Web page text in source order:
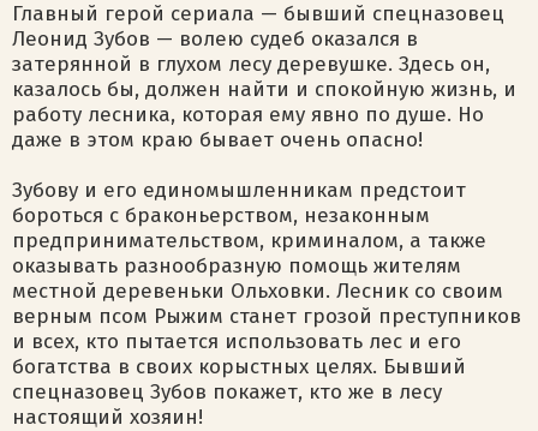
Главный герой сериала — бывший спецназовец
Леонид Зубов — волею судеб оказался в
затерянной в глухом лесу деревушке. Здесь он,
казалось бы, должен найти и спокойную жизнь, и
работу лесника, которая ему явно по душе. Но
даже в этом краю бывает очень опасно!
Зубову и его единомышленникам предстоит
бороться с браконьерством, незаконным
предпринимательством, криминалом, а также
оказывать разнообразную помощь жителям
местной деревеньки Ольховки. Лесник со своим
верным псом Рыжим станет грозой преступников
и всех, кто пытается использовать лес и его
богатства в своих корыстных целях. Бывший
спецназовец Зубов покажет, кто же в лесу
настоящий хозяин!